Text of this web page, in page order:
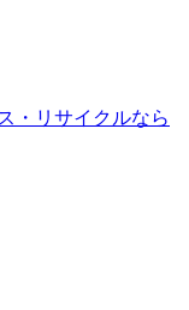
・リサイクルなら